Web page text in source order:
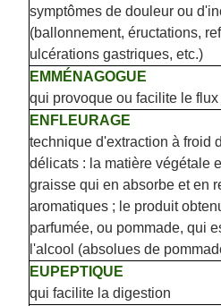
symptômes de douleur ou
(ballonnement, éructations,
ulcérations gastriques, etc.)
EMMÉNAGOGUE
qui provoque ou facilite le flux
ENFLEURAGE
technique d'extraction à froid
délicats : la matière végétale
graisse qui en absorbe et en
aromatiques ; le produit
parfumée, ou pommade, qui
l'alcool (absolues de
EUPEPTIQUE
qui facilite la digestion